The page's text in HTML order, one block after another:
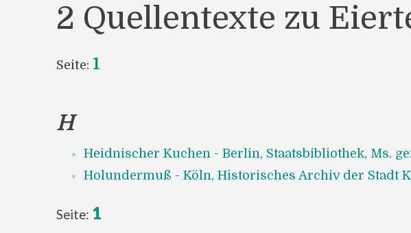
2 Quellentexte zu
Seite: 1
H
Heidnischer Kuchen - Berlin, Staatsbibliothek, Ms.
Holundermuß - Köln, Historisches Archiv der Stadt
Seite: 1